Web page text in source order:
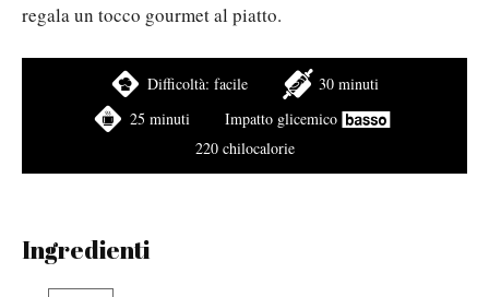
regala un tocco gourmet al piatto.
Difficoltà: facile
30 minuti
25 minuti
Impatto glicemico
220 chilocalorie
Ingredienti